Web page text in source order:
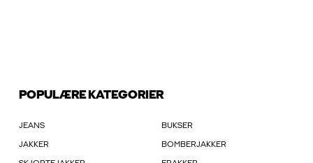
POPULÆRE KATEGORIER
JEANS BUKSER
JAKKER BOMBERJAKKER